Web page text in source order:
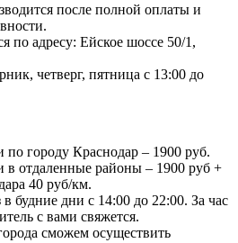
после полной оплаты и
по адресу: Ейское шоссе 50/1,
четверг, пятница с 13:00 до
по городу Краснодар – 1900 руб.
в отдаленные районы – 1900 руб +
40 руб/км.
будние дни с 14:00 до 22:00. За час
с вами свяжется.
сможем осуществить